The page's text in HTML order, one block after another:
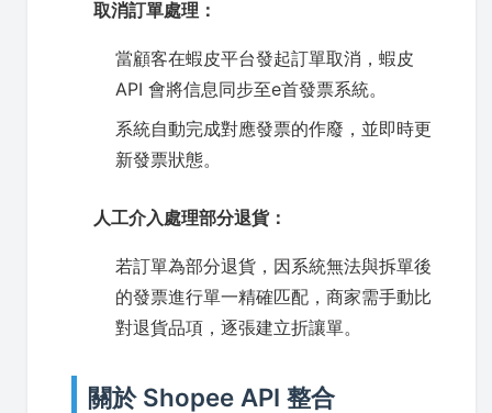
取消訂單處理：
當顧客在蝦皮平台發起訂單取消，蝦皮
API 會將信息同步至e首發票系統。
系統自動完成對應發票的作廢，並即時更
新發票狀態。
人工介入處理部分退貨：
若訂單為部分退貨，因系統無法與拆單後
的發票進行單一精確匹配，商家需手動比
對退貨品項，逐張建立折讓單。
關於 Shopee API 整合